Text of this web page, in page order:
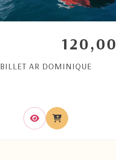
120,00
BILLET AR DOMINIQUE